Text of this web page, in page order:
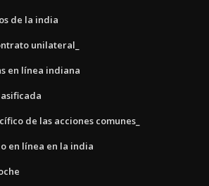
de la india
unilateral_
en línea indiana
de las acciones comunes_
en línea en la india